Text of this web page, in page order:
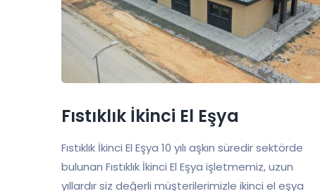
Fıstıklık İkinci El Eşya
Fıstıklık İkinci El Eşya 10 yılı aşkın süredir sektörde
bulunan Fıstıklık İkinci El Eşya işletmemiz, uzun
yıllardır siz değerli müşterilerimizle ikinci el eşya